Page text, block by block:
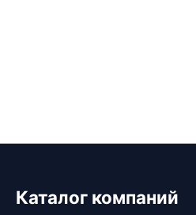
Каталог компаний